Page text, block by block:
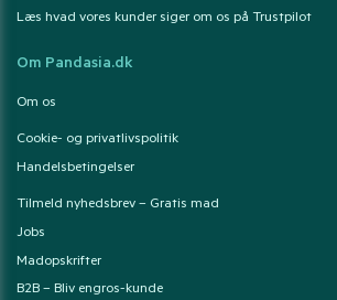
Læs hvad vores kunder siger om os på Trustpilot
Om Pandasia.dk
Om os
Cookie- og privatlivspolitik
Handelsbetingelser
Tilmeld nyhedsbrev – Gratis mad
Jobs
Madopskrifter
B2B – Bliv engros-kunde